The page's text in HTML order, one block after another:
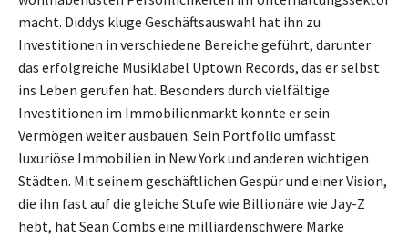
macht. Diddys kluge Geschäftsauswahl hat ihn zu
Investitionen in verschiedene Bereiche geführt, darunter
das erfolgreiche Musiklabel Uptown Records, das er selbst
ins Leben gerufen hat. Besonders durch vielfältige
Investitionen im Immobilienmarkt konnte er sein
Vermögen weiter ausbauen. Sein Portfolio umfasst
luxuriöse Immobilien in New York und anderen wichtigen
Städten. Mit seinem geschäftlichen Gespür und einer Vision,
die ihn fast auf die gleiche Stufe wie Billionäre wie Jay-Z
hebt, hat Sean Combs eine milliardenschwere Marke